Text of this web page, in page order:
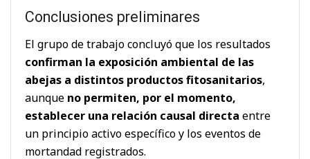
Conclusiones preliminares
El grupo de trabajo concluyó que los resultados
confirman la exposición ambiental de las
abejas a distintos productos fitosanitarios,
aunque no permiten, por el momento,
establecer una relación causal directa entre
un principio activo específico y los eventos de
mortandad registrados.